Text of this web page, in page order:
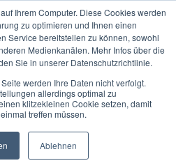
Ihrem Computer. Diese Cookies werden
zu optimieren und Ihnen einen
Service bereitstellen zu können, sowohl
Medienkanälen. Mehr Infos über die
Sie in unserer Datenschutzrichtlinie.
werden Ihre Daten nicht verfolgt.
allerdings optimal zu
klitzekleinen Cookie setzen, damit
treffen müssen.
Ablehnen
Übersetzungen anzeigen
Kontakt